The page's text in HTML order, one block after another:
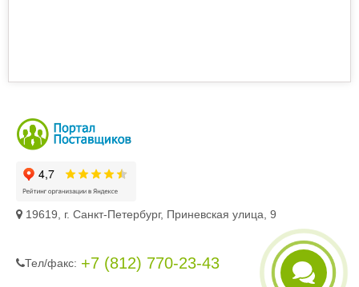
19619, г. Санкт-Петербург, Приневская улица, 9
Тел/фaкc: +7 (812) 770-23-43